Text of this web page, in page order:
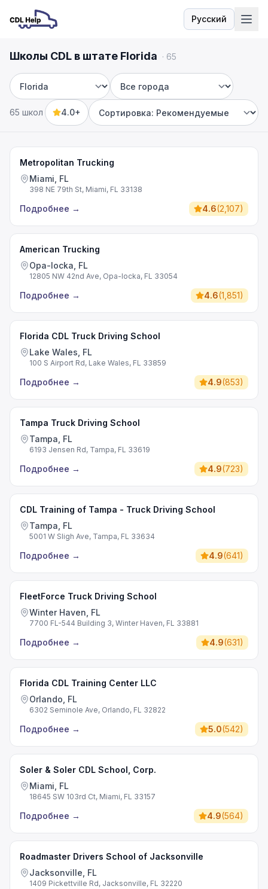
Русский
Язык
Школы CDL в штате Florida · 65
Штат Город
65 школ 4.0+
Sort by
Metropolitan Trucking
Miami, FL
398 NE 79th St, Miami, FL 33138
Подробнее → 4.6(2,107)
American Trucking
Opa-locka, FL
12805 NW 42nd Ave, Opa-locka, FL 33054
Подробнее → 4.6(1,851)
Florida CDL Truck Driving School
Lake Wales, FL
100 S Airport Rd, Lake Wales, FL 33859
Подробнее → 4.9(853)
Tampa Truck Driving School
Tampa, FL
6193 Jensen Rd, Tampa, FL 33619
Подробнее → 4.9(723)
CDL Training of Tampa - Truck Driving School
Tampa, FL
5001 W Sligh Ave, Tampa, FL 33634
Подробнее → 4.9(641)
FleetForce Truck Driving School
Winter Haven, FL
7700 FL-544 Building 3, Winter Haven, FL 33881
Подробнее → 4.9(631)
Florida CDL Training Center LLC
Orlando, FL
6302 Seminole Ave, Orlando, FL 32822
Подробнее → 5.0(542)
Soler & Soler CDL School, Corp.
Miami, FL
18645 SW 103rd Ct, Miami, FL 33157
Подробнее → 4.9(564)
Roadmaster Drivers School of Jacksonville
Jacksonville, FL
1409 Pickettville Rd, Jacksonville, FL 32220